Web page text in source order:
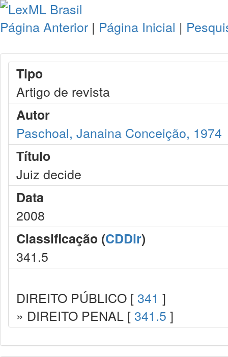
Página Anterior | Página Inicial |
Tipo
Artigo de revista
Autor
Paschoal, Janaina Conceição, 1974
Título
Juiz decide
Data
2008
Classificação (CDDir)
341.5
DIREITO PÚBLICO [ 341 ]
» DIREITO PENAL [ 341.5 ]